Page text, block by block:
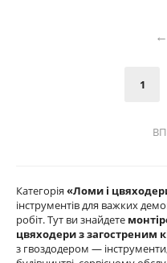
1
Категорія «Ломи і
інструментів для важких
робіт. Тут ви знайдете
цвяходери з загостреним
з гвоздодером —